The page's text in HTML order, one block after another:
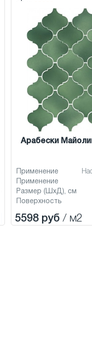
Арабески
Применение
Применение
Размер (ШхД), см
Поверхность
5598 руб / м2